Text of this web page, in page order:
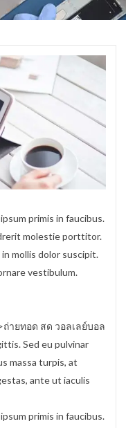
primis in faucibus.
molestie porttitor.
mollis dolor suscipit.
vestibulum.
ายทอด สด วอลเลย์บอล
Sed eu pulvinar
massa turpis, at
ante ut iaculis
primis in faucibus.